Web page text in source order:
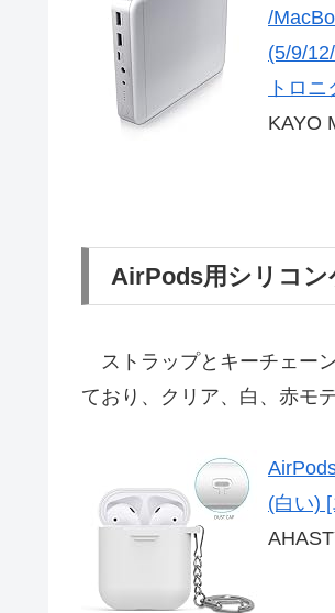
/
(5/9/
トロニ
KAYO
AirPods用シリコン
ストラップとキーチェー
ており、クリア、白、赤モ
(白い)